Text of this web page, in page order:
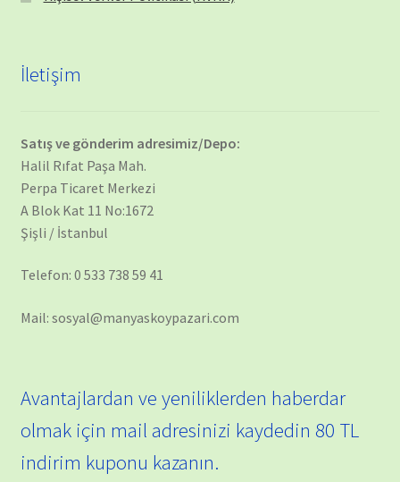
İletişim
Satış ve gönderim adresimiz/Depo:
Halil Rıfat Paşa Mah.
Perpa Ticaret Merkezi
A Blok Kat 11 No:1672
Şişli / İstanbul
Telefon: 0 533 738 59 41
Mail: sosyal@manyaskoypazari.com
Avantajlardan ve yeniliklerden haberdar
olmak için mail adresinizi kaydedin 80 TL
indirim kuponu kazanın.